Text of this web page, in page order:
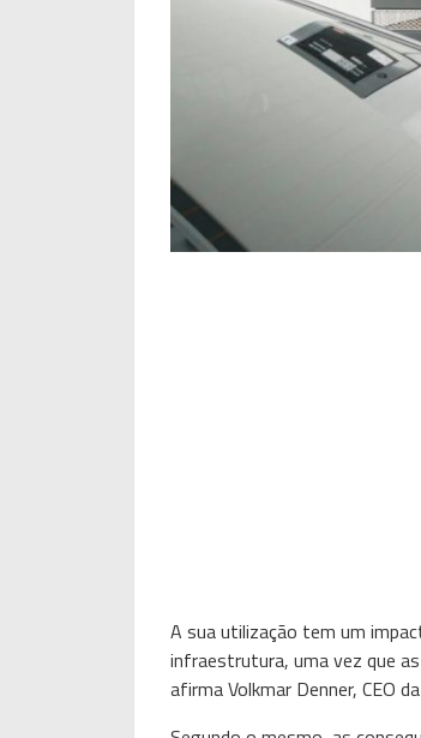
A sua utilização tem um
infraestrutura, uma vez que
afirma Volkmar Denner, CEO